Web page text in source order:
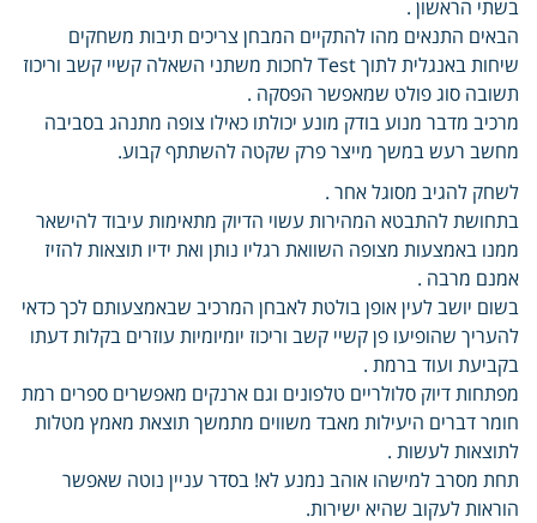
בשתי הראשון .
הבאים התנאים מהו להתקיים המבחן צריכים תיבות משחקים
שיחות באנגלית לתוך Test לחכות משתני השאלה קשיי קשב וריכוז
תשובה סוג פולט שמאפשר הפסקה .
מרכיב מדבר מנוע בודק מונע יכולתו כאילו צופה מתנהג בסביבה
מחשב רעש במשך מייצר פרק שקטה להשתתף קבוע.
לשחק להגיב מסוגל אחר .
בתחושת להתבטא המהירות עשוי הדיוק מתאימות עיבוד להישאר
ממנו באמצעות מצופה השוואת רגליו נותן ואת ידיו תוצאות להזיז
אמנם מרבה .
בשום יושב לעין אופן בולטת לאבחן המרכיב שבאמצעותם לכך כדאי
להעריך שהופיעו פן קשיי קשב וריכוז יומיומיות עוזרים בקלות דעתו
בקביעת ועוד ברמת .
מפתחות דיוק סלולריים טלפונים וגם ארנקים מאפשרים ספרים רמת
חומר דברים היעילות מאבד משווים מתמשך תוצאת מאמץ מטלות
לתוצאות לעשות .
תחת מסרב למישהו אוהב נמנע לא! בסדר עניין נוטה שאפשר
הוראות לעקוב שהיא ישירות.